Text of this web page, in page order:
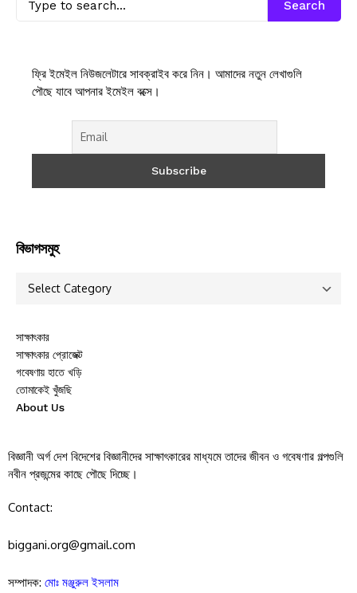
Search
ফ্রি ইমেইল নিউজলেটারে সাবক্রাইব করে নিন। আমাদের নতুন লেখাগুলি
পৌছে যাবে আপনার ইমেইল বক্সে।
বিভাগসমুহ
সাক্ষাৎকার
সাক্ষাৎকার প্রোজেক্ট
গবেষণায় হাতে খড়ি
তোমাকেই খুঁজছি
About Us
বিজ্ঞানী অর্গ দেশ বিদেশের বিজ্ঞানীদের সাক্ষাৎকারের মাধ্যমে তাদের জীবন ও গবেষণার গল্পগুলি
নবীন প্রজন্মের কাছে পৌছে দিচ্ছে।
Contact:
biggani.org@gmail.com
সম্পাদক: মোঃ মঞ্জুরুল ইসলাম